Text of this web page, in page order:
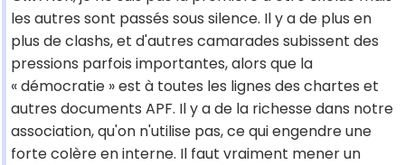
les autres sont passés sous silence. Il y a de plus en
plus de clashs, et d'autres camarades subissent des
pressions parfois importantes, alors que la
« démocratie » est à toutes les lignes des chartes et
autres documents APF. Il y a de la richesse dans notre
association, qu'on n'utilise pas, ce qui engendre une
forte colère en interne. Il faut vraiment mener un